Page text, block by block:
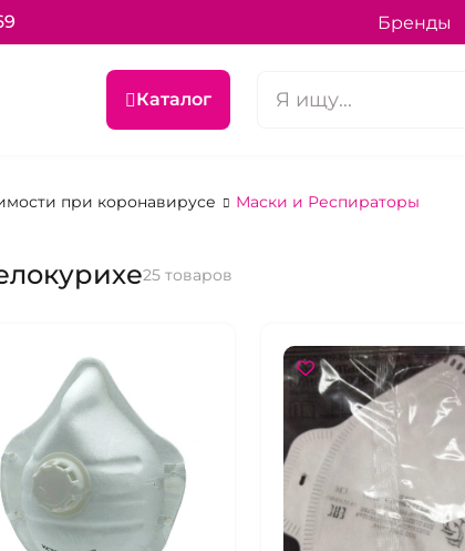
Бренды
Каталог
при коронавирусе Маски и Респираторы
25 товаров